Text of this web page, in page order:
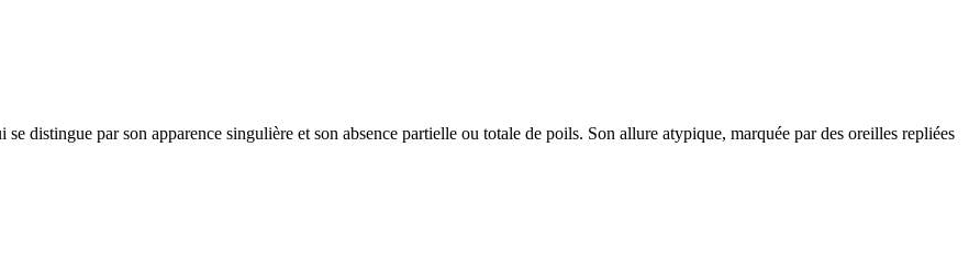
distingue par son apparence singulière et son absence partielle ou totale de poils. Son allure atypique, marquée par des oreilles repliées